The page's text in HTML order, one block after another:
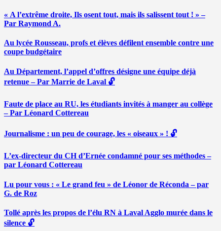
« A l’extrême droite, Ils osent tout, mais ils salissent tout ! » –
Par Raymond A.
Au lycée Rousseau, profs et élèves défilent ensemble contre une
coupe budgétaire
Au Département, l’appel d’offres désigne une équipe déjà
retenue – Par Marrie de Laval 🔓
Faute de place au RU, les étudiants invités à manger au collège
– Par Léonard Cottereau
Journalisme : un peu de courage, les « oiseaux » ! 🔓
L’ex-directeur du CH d’Ernée condamné pour ses méthodes –
par Léonard Cottereau
Lu pour vous : « Le grand feu » de Léonor de Réconda – par
G. de Roz
Tollé après les propos de l’élu RN à Laval Agglo murée dans le
silence 🔓